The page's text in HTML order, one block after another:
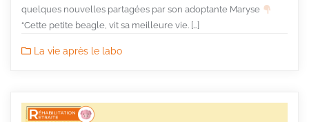
quelques nouvelles partagées par son adoptante Maryse
“Cette petite beagle, vit sa meilleure vie. […]
La vie après le labo